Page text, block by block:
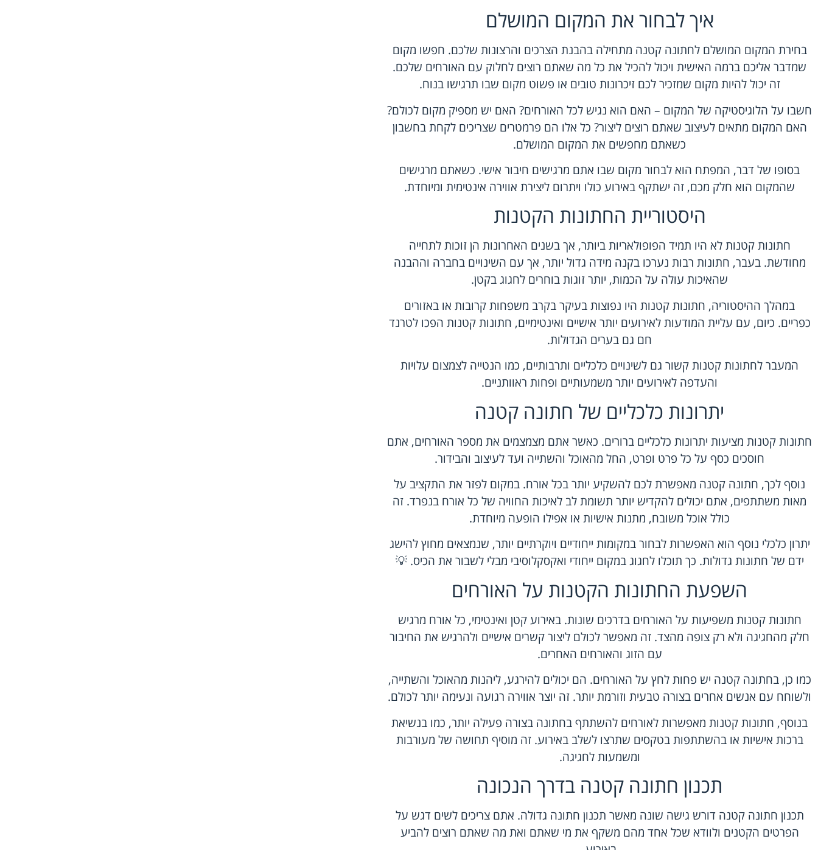
איך לבחור את המקום המושלם
בחירת המקום המושלם לחתונה קטנה מתחילה בהבנת הצרכים והרצונות שלכם. חפשו מקום
שמדבר אליכם ברמה האישית ויכול להכיל את כל מה שאתם רוצים לחלוק עם האורחים שלכם.
זה יכול להיות מקום שמזכיר לכם זיכרונות טובים או פשוט מקום שבו תרגישו בנוח.
חשבו על הלוגיסטיקה של המקום – האם הוא נגיש לכל האורחים? האם יש מספיק מקום לכולם?
האם המקום מתאים לעיצוב שאתם רוצים ליצור? כל אלו הם פרמטרים שצריכים לקחת בחשבון
כשאתם מחפשים את המקום המושלם.
בסופו של דבר, המפתח הוא לבחור מקום שבו אתם מרגישים חיבור אישי. כשאתם מרגישים
שהמקום הוא חלק מכם, זה ישתקף באירוע כולו ויתרום ליצירת אווירה אינטימית ומיוחדת.
היסטוריית החתונות הקטנות
חתונות קטנות לא היו תמיד הפופולאריות ביותר, אך בשנים האחרונות הן זוכות לתחייה
מחודשת. בעבר, חתונות רבות נערכו בקנה מידה גדול יותר, אך עם השינויים בחברה וההבנה
שהאיכות עולה על הכמות, יותר זוגות בוחרים לחגוג בקטן.
במהלך ההיסטוריה, חתונות קטנות היו נפוצות בעיקר בקרב משפחות קרובות או באזורים
כפריים. כיום, עם עליית המודעות לאירועים יותר אישיים ואינטימיים, חתונות קטנות הפכו לטרנד
חם גם בערים הגדולות.
המעבר לחתונות קטנות קשור גם לשינויים כלכליים ותרבותיים, כמו הנטייה לצמצום עלויות
והעדפה לאירועים יותר משמעותיים ופחות ראוותניים.
יתרונות כלכליים של חתונה קטנה
חתונות קטנות מציעות יתרונות כלכליים ברורים. כאשר אתם מצמצמים את מספר האורחים, אתם
חוסכים כסף על כל פרט ופרט, החל מהאוכל והשתייה ועד לעיצוב והבידור.
נוסף לכך, חתונה קטנה מאפשרת לכם להשקיע יותר בכל אורח. במקום לפזר את התקציב על
מאות משתתפים, אתם יכולים להקדיש יותר תשומת לב לאיכות החוויה של כל אורח בנפרד. זה
כולל אוכל משובח, מתנות אישיות או אפילו הופעה מיוחדת.
יתרון כלכלי נוסף הוא האפשרות לבחור במקומות ייחודיים ויוקרתיים יותר, שנמצאים מחוץ להישג
ידם של חתונות גדולות. כך תוכלו לחגוג במקום ייחודי ואקסקלוסיבי מבלי לשבור את הכיס. 💡
השפעת החתונות הקטנות על האורחים
חתונות קטנות משפיעות על האורחים בדרכים שונות. באירוע קטן ואינטימי, כל אורח מרגיש
חלק מהחגיגה ולא רק צופה מהצד. זה מאפשר לכולם ליצור קשרים אישיים ולהרגיש את החיבור
עם הזוג והאורחים האחרים.
כמו כן, בחתונה קטנה יש פחות לחץ על האורחים. הם יכולים להירגע, ליהנות מהאוכל והשתייה,
ולשוחח עם אנשים אחרים בצורה טבעית וזורמת יותר. זה יוצר אווירה רגועה ונעימה יותר לכולם.
בנוסף, חתונות קטנות מאפשרות לאורחים להשתתף בחתונה בצורה פעילה יותר, כמו בנשיאת
ברכות אישיות או בהשתתפות בטקסים שתרצו לשלב באירוע. זה מוסיף תחושה של מעורבות
ומשמעות לחגיגה.
תכנון חתונה קטנה בדרך הנכונה
תכנון חתונה קטנה דורש גישה שונה מאשר תכנון חתונה גדולה. אתם צריכים לשים דגש על
הפרטים הקטנים ולוודא שכל אחד מהם משקף את מי שאתם ואת מה שאתם רוצים להביע